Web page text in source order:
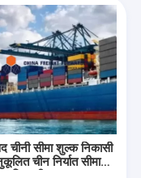
चीनी सीमा शुल्क निकासी
चीन निर्यात सीमा